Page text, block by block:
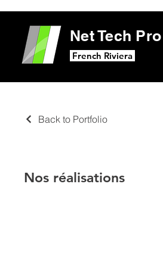
Net Tech Pro
French Riviera
Back to Portfolio
Nos réalisations